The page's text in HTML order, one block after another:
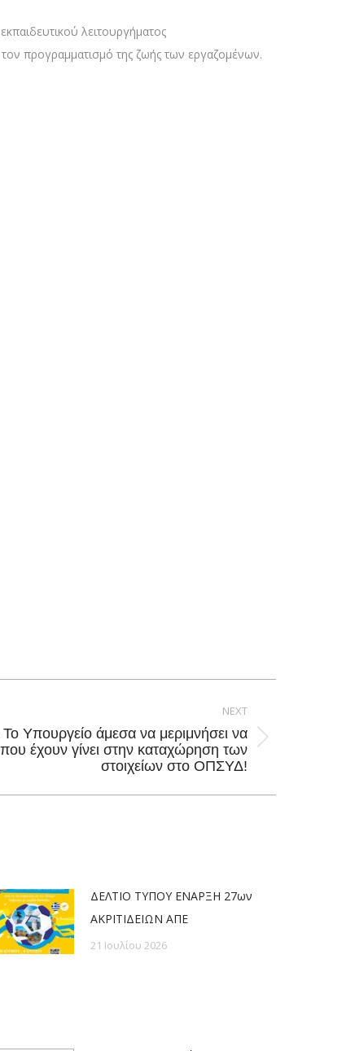
λειτουργήματος
προγραμματισμό της ζωής των εργαζομένων.
NEXT
Υπουργείο άμεσα να μεριμνήσει να
έχουν γίνει στην καταχώρηση των
στοιχείων στο ΟΠΣΥΔ!
ΔΕΛΤΙΟ ΤΥΠΟΥ ΕΝΑΡΞΗ 27ων
ΑΚΡΙΤΙΔΕΙΩΝ ΑΠΕ
21 Ιουλίου 2026